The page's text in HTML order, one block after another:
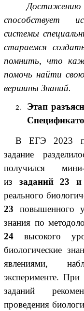
способствует
системы
стараемся
помнить, что
помочь найти
вершины Знаний.
Этап
В ЕГЭ 2023
задание
получился
из заданий 23
реального
23 повышенного
знания по
24 высокого
биологические
явлениями,
эксперименте.
заданий
проведения